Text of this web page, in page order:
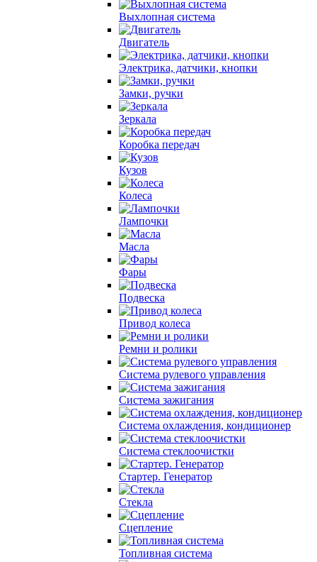
Выхлопная система
Двигатель
Электрика, датчики, кнопки
Замки, ручки
Зеркала
Коробка передач
Кузов
Колеса
Лампочки
Масла
Фары
Подвеска
Привод колеса
Ремни и ролики
Система рулевого управления
Система зажигания
Система охлаждения, кондиционер
Система cтеклоочистки
Стартер. Генератор
Стекла
Сцепление
Топливная система